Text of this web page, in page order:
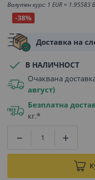
Валутен курс: 1 EUR = 1.95583
-38%
Доставка на
В НАЛИЧНОСТ
Очаквана
август)
Безплатна
кг.*